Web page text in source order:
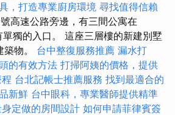
，打造專業廚房環境 尋找值得信賴
高速公路旁邊，有三間公寓在
獨的入口。 這座三層樓的新建別墅
物。 台中整復服務推薦 漏水打
的有效方法 打掃阿姨的價格，提供
台北記帳士推薦服務 找到最適合的
新鮮 台中眼科，專業醫師提供精準
定做的房間設計 如何申請菲律賓簽